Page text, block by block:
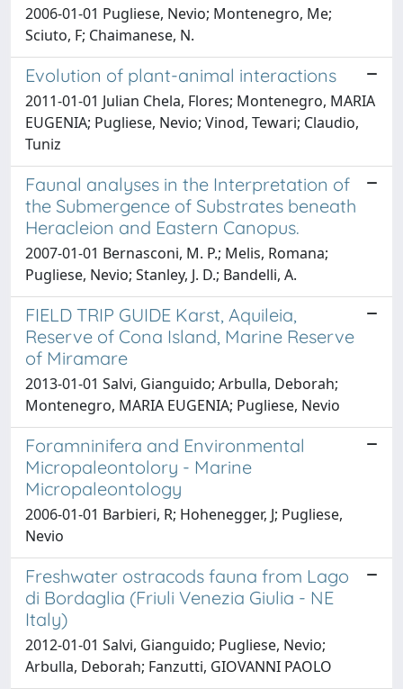
2006-01-01 Pugliese, Nevio; Montenegro, Me;
Sciuto, F; Chaimanese, N.
Evolution of plant-animal interactions
2011-01-01 Julian Chela, Flores; Montenegro, MARIA
EUGENIA; Pugliese, Nevio; Vinod, Tewari; Claudio,
Tuniz
Faunal analyses in the Interpretation of
the Submergence of Substrates beneath
Heracleion and Eastern Canopus.
2007-01-01 Bernasconi, M. P.; Melis, Romana;
Pugliese, Nevio; Stanley, J. D.; Bandelli, A.
FIELD TRIP GUIDE Karst, Aquileia,
Reserve of Cona Island, Marine Reserve
of Miramare
2013-01-01 Salvi, Gianguido; Arbulla, Deborah;
Montenegro, MARIA EUGENIA; Pugliese, Nevio
Foramninifera and Environmental
Micropaleontolory - Marine
Micropaleontology
2006-01-01 Barbieri, R; Hohenegger, J; Pugliese,
Nevio
Freshwater ostracods fauna from Lago
di Bordaglia (Friuli Venezia Giulia - NE
Italy)
2012-01-01 Salvi, Gianguido; Pugliese, Nevio;
Arbulla, Deborah; Fanzutti, GIOVANNI PAOLO